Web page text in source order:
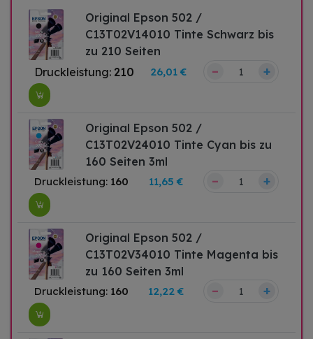
Original Epson 502 /
C13T02V14010 Tinte Schwarz bis
zu 210 Seiten
Druckleistung: 210 26,01 € – +
Original Epson 502 /
C13T02V24010 Tinte Cyan bis zu
160 Seiten 3ml
Druckleistung: 160 11,65 € – +
Original Epson 502 /
C13T02V34010 Tinte Magenta bis
zu 160 Seiten 3ml
Druckleistung: 160 12,22 € – +